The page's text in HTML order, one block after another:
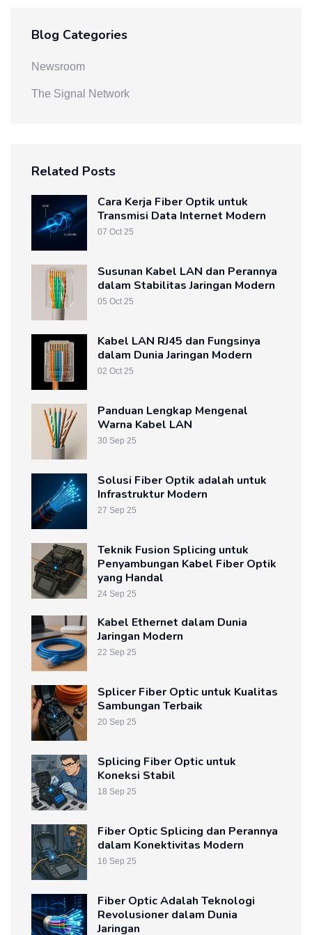
Blog Categories
Newsroom
The Signal Network
Related Posts
Cara Kerja Fiber Optik untuk
Transmisi Data Internet Modern
07 Oct 25
Susunan Kabel LAN dan Perannya
dalam Stabilitas Jaringan Modern
05 Oct 25
Kabel LAN RJ45 dan Fungsinya
dalam Dunia Jaringan Modern
02 Oct 25
Panduan Lengkap Mengenal
Warna Kabel LAN
30 Sep 25
Solusi Fiber Optik adalah untuk
Infrastruktur Modern
27 Sep 25
Teknik Fusion Splicing untuk
Penyambungan Kabel Fiber Optik
yang Handal
24 Sep 25
Kabel Ethernet dalam Dunia
Jaringan Modern
22 Sep 25
Splicer Fiber Optic untuk Kualitas
Sambungan Terbaik
20 Sep 25
Splicing Fiber Optic untuk
Koneksi Stabil
18 Sep 25
Fiber Optic Splicing dan Perannya
dalam Konektivitas Modern
16 Sep 25
Fiber Optic Adalah Teknologi
Revolusioner dalam Dunia
Jaringan